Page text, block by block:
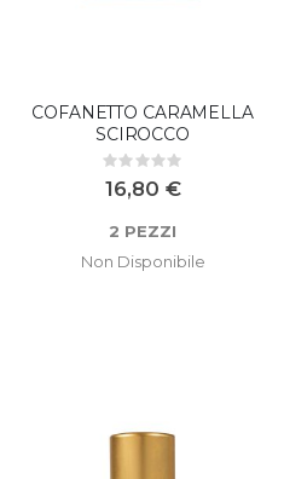
COFANETTO CARAMELLA
SCIROCCO
Rating:
0%
16,80 €
2 PEZZI
Non Disponibile